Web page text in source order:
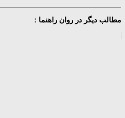
مطالب دیگر در روان راهنما :